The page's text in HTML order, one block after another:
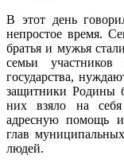
В этот день
непростое время.
братья и мужья
семьи
государства,
защитники Родины
них взяло на
адресную помощь и
глав
людей.